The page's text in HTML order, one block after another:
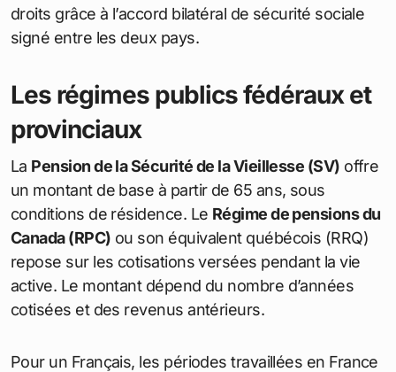
droits grâce à l’accord bilatéral de sécurité sociale
signé entre les deux pays.
Les régimes publics fédéraux et
provinciaux
La Pension de la Sécurité de la Vieillesse (SV) offre
un montant de base à partir de 65 ans, sous
conditions de résidence. Le Régime de pensions du
Canada (RPC) ou son équivalent québécois (RRQ)
repose sur les cotisations versées pendant la vie
active. Le montant dépend du nombre d’années
cotisées et des revenus antérieurs.
Pour un Français, les périodes travaillées en France